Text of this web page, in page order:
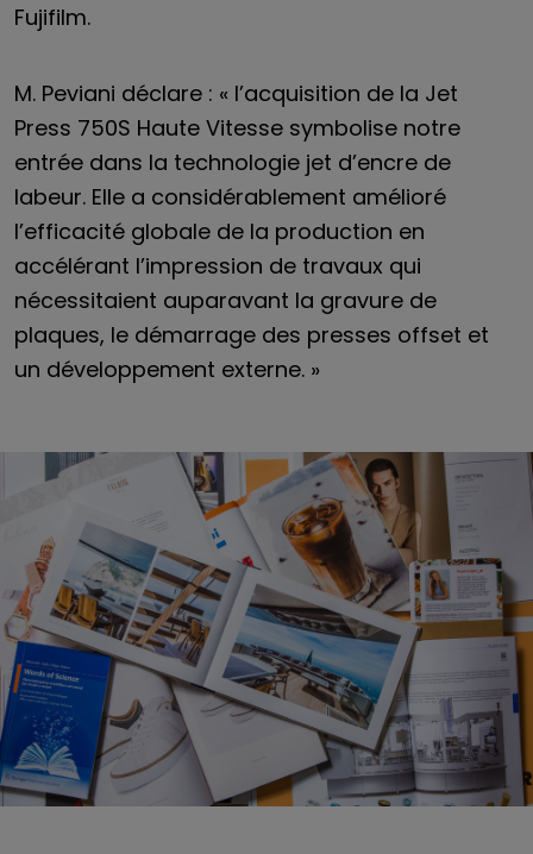
Fujifilm.
M. Peviani déclare : « l’acquisition de la Jet
Press 750S Haute Vitesse symbolise notre
entrée dans la technologie jet d’encre de
labeur. Elle a considérablement amélioré
l’efficacité globale de la production en
accélérant l’impression de travaux qui
nécessitaient auparavant la gravure de
plaques, le démarrage des presses offset et
un développement externe. »